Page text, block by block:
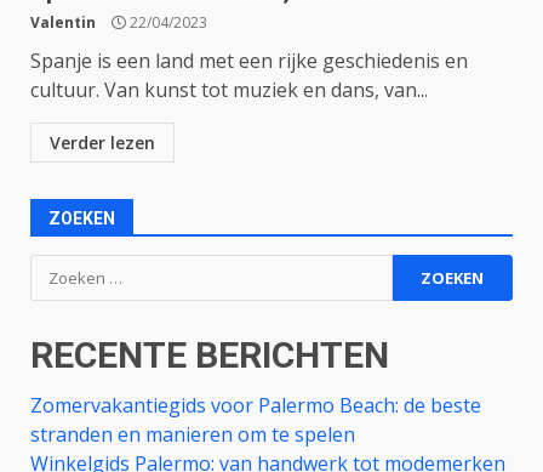
Valentin 22/04/2023
Spanje is een land met een rijke geschiedenis en
cultuur. Van kunst tot muziek en dans, van...
Verder lezen
ZOEKEN
Zoeken
naar:
RECENTE BERICHTEN
Zomervakantiegids voor Palermo Beach: de beste
stranden en manieren om te spelen
Winkelgids Palermo: van handwerk tot modemerken